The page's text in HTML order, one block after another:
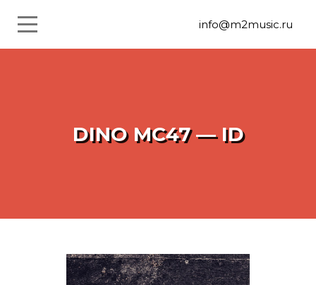
info@m2music.ru
DINO MC47 — ID